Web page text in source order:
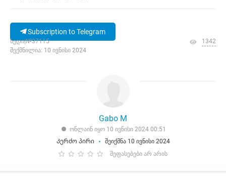
Subscription to Telegram
ხედი|№37115
შექმნილია: 10 ივნისი 2024
1342
Gabo M
ონლაინ იყო 10 ივნისი 2024 00:51
Კერძო პირი
შეიქმნა 10 ივნისი 2024
შეფასებები არ არის